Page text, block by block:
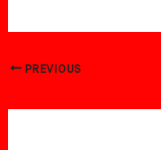
PREVIOUS